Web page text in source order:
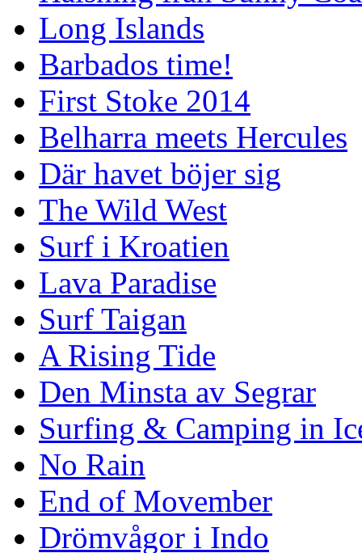
Long Islands
Barbados time!
First Stoke 2014
Belharra meets Hercules
Där havet böjer sig
The Wild West
Surf i Kroatien
Lava Paradise
Surf Taigan
A Rising Tide
Den Minsta av Segrar
Surfing & Camping in
No Rain
End of Movember
Drömvågor i Indo